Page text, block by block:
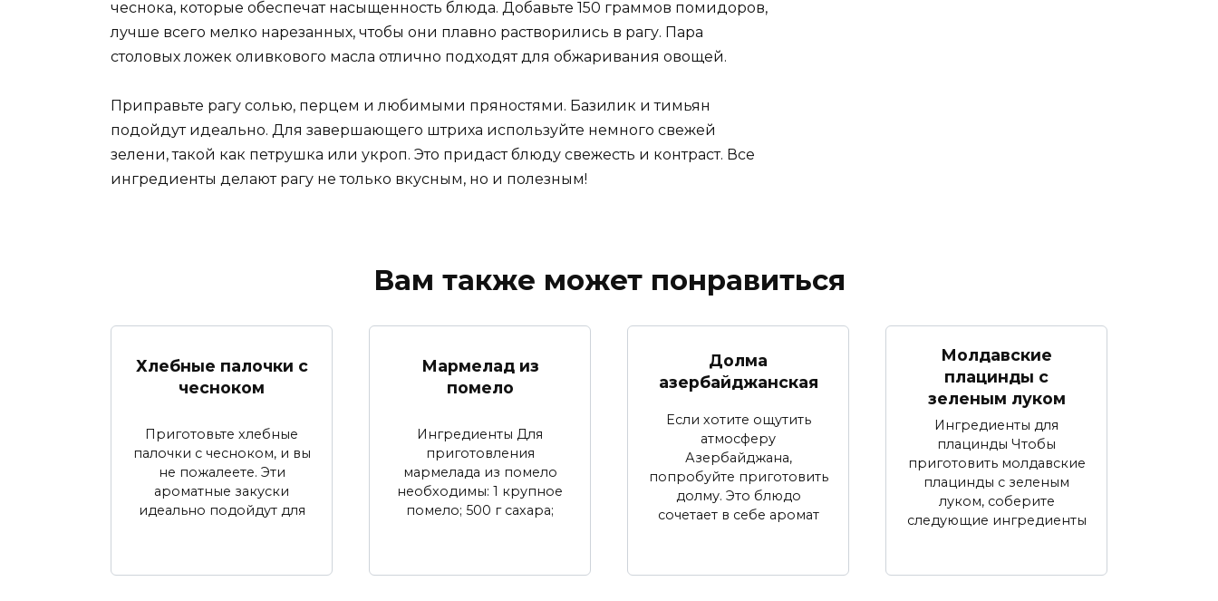
чеснока, которые обеспечат насыщенность блюда. Добавьте 150 граммов помидоров,
лучше всего мелко нарезанных, чтобы они плавно растворились в рагу. Пара
столовых ложек оливкового масла отлично подходят для обжаривания овощей.
Приправьте рагу солью, перцем и любимыми пряностями. Базилик и тимьян
подойдут идеально. Для завершающего штриха используйте немного свежей
зелени, такой как петрушка или укроп. Это придаст блюду свежесть и контраст. Все
ингредиенты делают рагу не только вкусным, но и полезным!
Вам также может понравиться
Хлебные палочки с
чесноком
Приготовьте хлебные
палочки с чесноком, и вы
не пожалеете. Эти
ароматные закуски
идеально подойдут для
Мармелад из
помело
Ингредиенты Для
приготовления
мармелада из помело
необходимы: 1 крупное
помело; 500 г сахара;
Долма
азербайджанская
Если хотите ощутить
атмосферу
Азербайджана,
попробуйте приготовить
долму. Это блюдо
сочетает в себе аромат
Молдавские
плацинды с
зеленым луком
Ингредиенты для
плацинды Чтобы
приготовить молдавские
плацинды с зеленым
луком, соберите
следующие ингредиенты